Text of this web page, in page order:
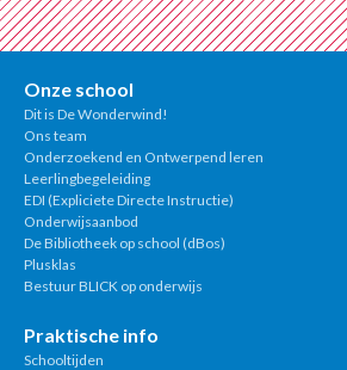
Onze school
Dit is De Wonderwind!
Ons team
Onderzoekend en Ontwerpend leren
Leerlingbegeleiding
EDI (Expliciete Directe Instructie)
Onderwijsaanbod
De Bibliotheek op school (dBos)
Plusklas
Bestuur BLICK op onderwijs
Praktische info
Schooltijden